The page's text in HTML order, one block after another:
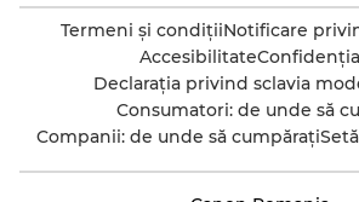
Termeni şi condiţiiNotificare
Accesibilitate
Declaraţia privind sclavia
Consumatori: de unde să
Companii: de unde să cumpăraţi